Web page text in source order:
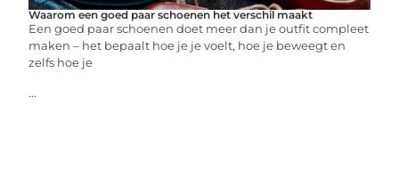
Waarom een goed paar schoenen het verschil maakt
Een goed paar schoenen doet meer dan je outfit compleet
maken – het bepaalt hoe je je voelt, hoe je beweegt en
zelfs hoe je
...